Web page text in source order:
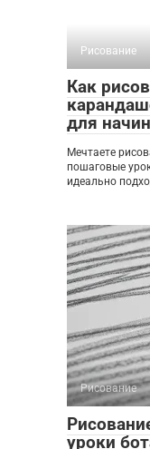
Рисование
Как
для
Мечтаете
пошаговые
идеально
Рисование
уроки